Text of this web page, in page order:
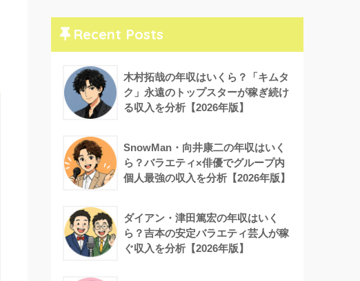
Recent Posts
木村拓哉の年収はいくら？「キムタ
ク」永遠のトップスターが稼ぎ続け
る収入を分析【2026年版】
SnowMan・向井康二の年収はいく
ら？バラエティ×俳優でグループ内
個人最強の収入を分析【2026年版】
ダイアン・津田篤宏の年収はいく
ら？吉本の安定バラエティ芸人が稼
ぐ収入を分析【2026年版】